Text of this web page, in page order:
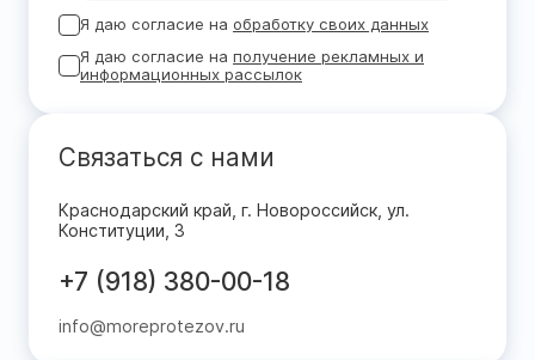
Я даю согласие на обработку своих данных
Я даю согласие на получение рекламных и
информационных рассылок
Связаться с нами
Краснодарский край, г. Новороссийск, ул.
Конституции, 3
+7 (918) 380-00-18
info@moreprotezov.ru